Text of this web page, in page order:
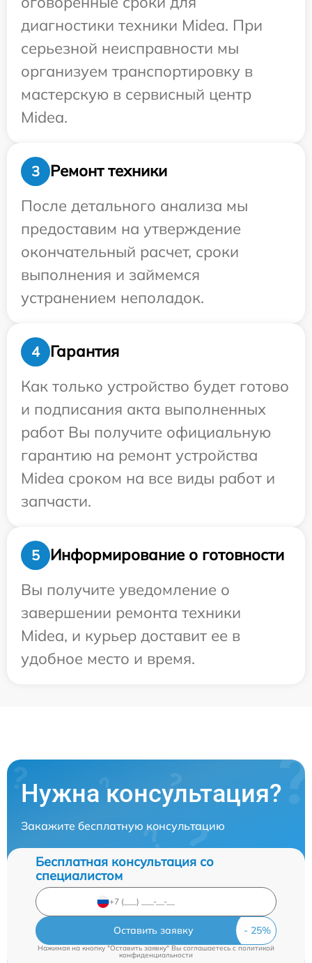
диагностики техники Midea. При
серьезной неисправности мы
организуем транспортировку в
мастерскую в сервисный центр
Midea.
3
Ремонт техники
После детального анализа мы
предоставим на утверждение
окончательный расчет, сроки
выполнения и займемся
устранением неполадок.
4
Гарантия
Как только устройство будет готово
и подписания акта выполненных
работ Вы получите официальную
гарантию на ремонт устройства
Midea сроком на все виды работ и
запчасти.
5
Информирование о готовности
Вы получите уведомление о
завершении ремонта техники
Midea, и курьер доставит ее в
удобное место и время.
Нужна консультация?
Закажите бесплатную консультацию
Бесплатная консультация со
специалистом
Оставить заявку
Нажимая на кнопку "Оставить заявку" Вы соглашаетесь cполитикой
конфиденциальности